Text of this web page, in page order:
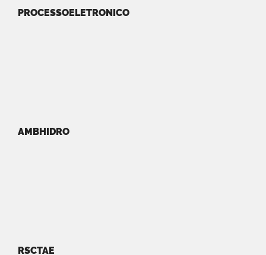
PROCESSOELETRONICO
AMBHIDRO
RSCTAE